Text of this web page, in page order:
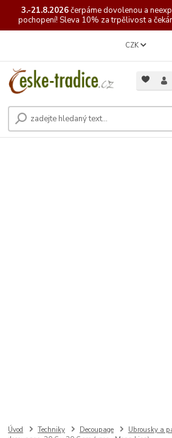
3.-21.8.2026čerpámedovolenou a
pochopení! Sleva 10% za trpělivost a
CZK
Úvod Techniky Decoupage Ubrousky a